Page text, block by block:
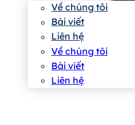
Về chúng tôi
Bài viết
Liên hệ
Về chúng tôi
Bài viết
Liên hệ